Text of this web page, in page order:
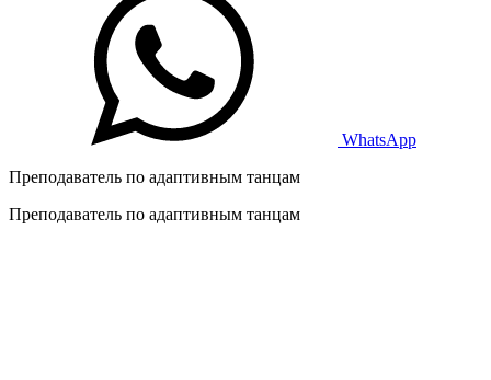
WhatsApp
Преподаватель по адаптивным танцам
Преподаватель по адаптивным танцам